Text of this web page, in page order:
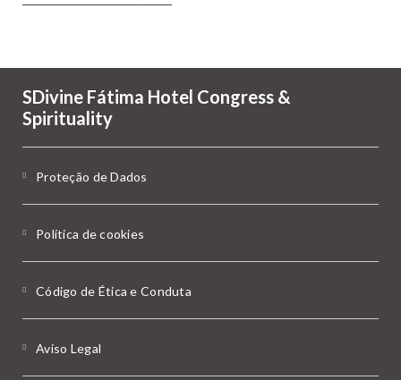
SDivine Fátima Hotel Congress &
Spirituality
Proteção de Dados
Política de cookies
Código de Ética e Conduta
Aviso Legal